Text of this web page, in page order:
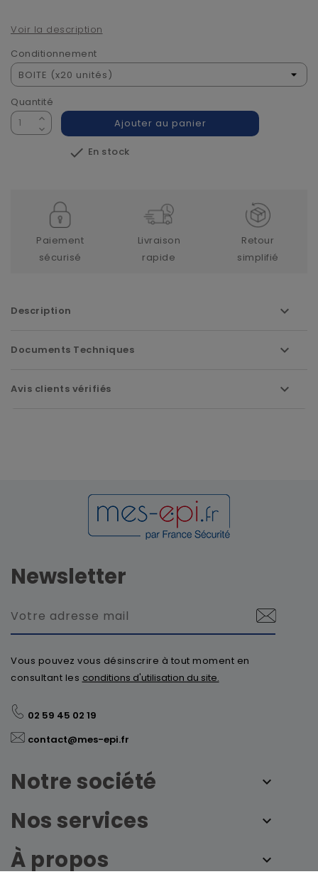
Voir la description
Conditionnement
Quantité
Ajouter au panier
 En stock
Paiement
sécurisé
Livraison
rapide
Retour
simplifié
Description
Documents Techniques
Avis clients vérifiés
Newsletter
Vous pouvez vous désinscrire à tout moment en
consultant les conditions d'utilisation du site.
02 59 45 02 19
contact@mes-epi.fr
Notre société
Nos services
À propos